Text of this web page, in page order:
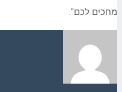
מחכים לכם".